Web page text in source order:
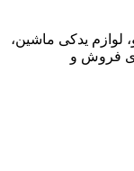
لوازم یدکی ماشین،
فروش و